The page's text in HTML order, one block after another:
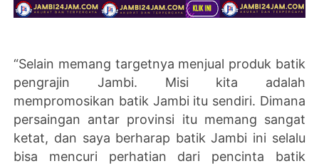
“Selain memang targetnya menjual produk batik
pengrajin Jambi. Misi kita adalah
mempromosikan batik Jambi itu sendiri. Dimana
persaingan antar provinsi itu memang sangat
ketat, dan saya berharap batik Jambi ini selalu
bisa mencuri perhatian dari pencinta batik